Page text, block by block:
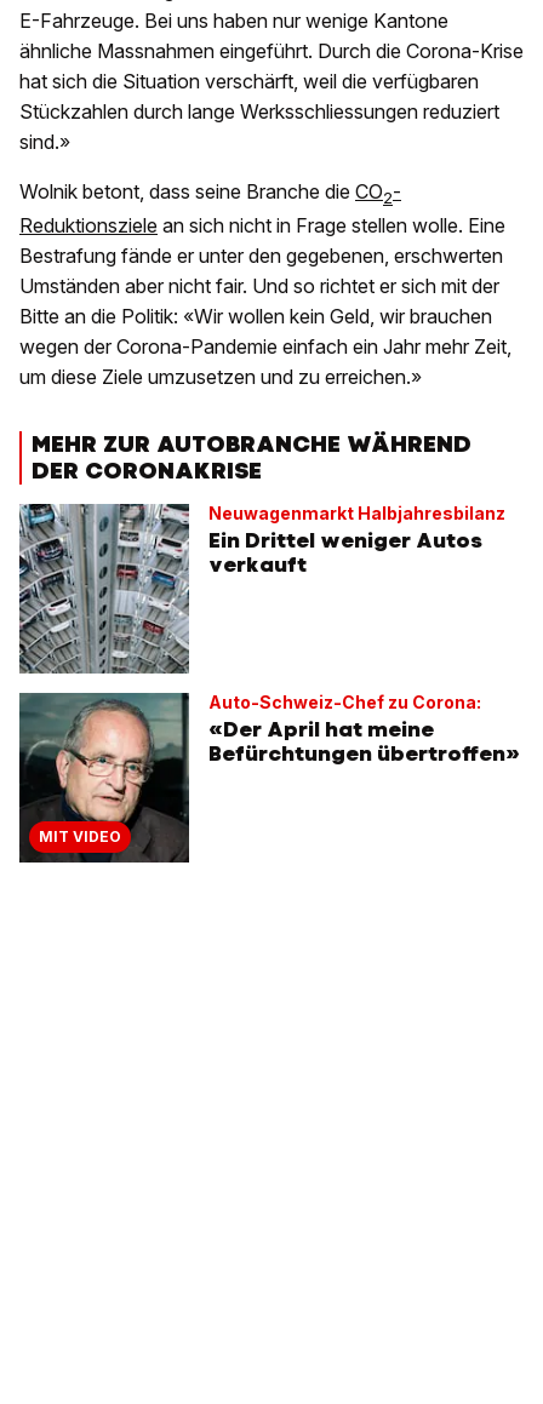
E-Fahrzeuge. Bei uns haben nur wenige Kantone
ähnliche Massnahmen eingeführt. Durch die Corona-Krise
hat sich die Situation verschärft, weil die verfügbaren
Stückzahlen durch lange Werksschliessungen reduziert
sind.»
Wolnik betont, dass seine Branche die CO2-
Reduktionsziele an sich nicht in Frage stellen wolle. Eine
Bestrafung fände er unter den gegebenen, erschwerten
Umständen aber nicht fair. Und so richtet er sich mit der
Bitte an die Politik: «Wir wollen kein Geld, wir brauchen
wegen der Corona-Pandemie einfach ein Jahr mehr Zeit,
um diese Ziele umzusetzen und zu erreichen.»
MEHR ZUR AUTOBRANCHE WÄHREND
DER CORONAKRISE
Neuwagenmarkt Halbjahresbilanz
Ein Drittel weniger Autos
verkauft
MIT VIDEO
Auto-Schweiz-Chef zu Corona:
«Der April hat meine
Befürchtungen übertroffen»